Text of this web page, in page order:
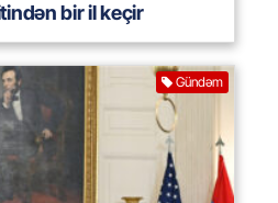
bir il keçir
Gündəm